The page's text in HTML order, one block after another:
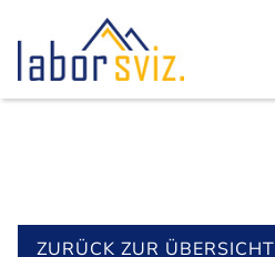
ZURÜCK ZUR ÜBERSICHT